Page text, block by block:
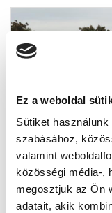
Ez a weboldal
Sütiket
szabásához,
valamint
közösségi média-,
megosztjuk az Ön
adatait, akik